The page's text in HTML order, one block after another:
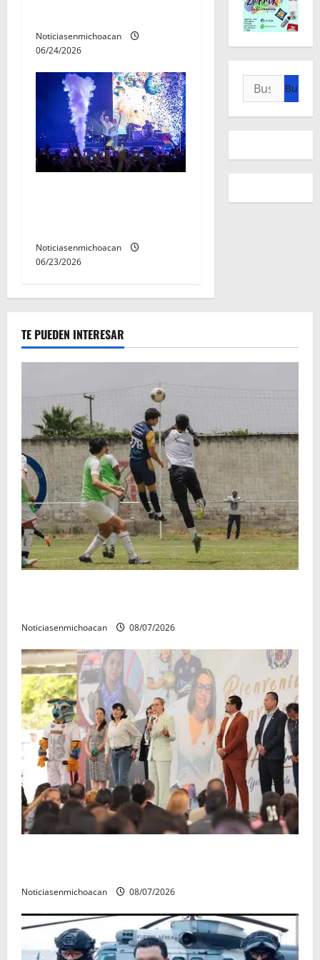
Noticiasenmichoacan
06/24/2026
Noticiasenmichoacan
06/23/2026
Buscar:
TE PUEDEN INTERESAR
Noticiasenmichoacan 08/07/2026
Noticiasenmichoacan 08/07/2026